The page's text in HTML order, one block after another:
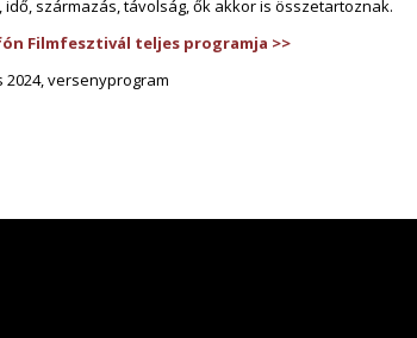
idő, származás, távolság, ők akkor is összetartoznak.
Filmfesztivál teljes programja >>
2024, versenyprogram